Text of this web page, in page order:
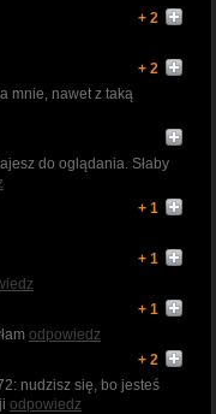
+ 2
+ 2
mnie, nawet z taką
do oglądania. Słaby
+ 1
+ 1
+ 1
odpowiedz
+ 2
nudzisz się, bo jesteś
odpowiedz